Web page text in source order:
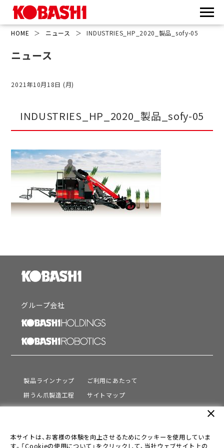
HOME ＞ ニュース ＞ INDUSTRIES_HP_2020_製品_sofy-05
ニュース
2021年10月18日 (月)
INDUSTRIES_HP_2020_製品_sofy-05
グループ会社
製品ラインナップ
耕うん爪製造工程
サポート
会社情報
ご利用にあたって
サイトマップ
プライバシーポリシー
本サイトは、お客様の体験を向上させるためにクッキーを使用していま
す。「Cookieの使用について」をクリックして、当社ウェブサイト上の
close